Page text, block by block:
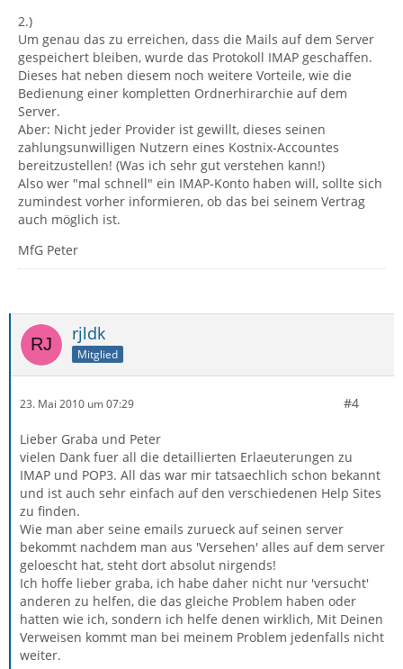
2.)
Um genau das zu erreichen, dass die Mails auf dem Server
gespeichert bleiben, wurde das Protokoll IMAP geschaffen.
Dieses hat neben diesem noch weitere Vorteile, wie die
Bedienung einer kompletten Ordnerhirarchie auf dem
Server.
Aber: Nicht jeder Provider ist gewillt, dieses seinen
zahlungsunwilligen Nutzern eines Kostnix-Accountes
bereitzustellen! (Was ich sehr gut verstehen kann!)
Also wer "mal schnell" ein IMAP-Konto haben will, sollte sich
zumindest vorher informieren, ob das bei seinem Vertrag
auch möglich ist.
MfG Peter
rjldk
Mitglied
23. Mai 2010 um 07:29 #4
Lieber Graba und Peter
vielen Dank fuer all die detaillierten Erlaeuterungen zu
IMAP und POP3. All das war mir tatsaechlich schon bekannt
und ist auch sehr einfach auf den verschiedenen Help Sites
zu finden.
Wie man aber seine emails zurueck auf seinen server
bekommt nachdem man aus 'Versehen' alles auf dem server
geloescht hat, steht dort absolut nirgends!
Ich hoffe lieber graba, ich habe daher nicht nur 'versucht'
anderen zu helfen, die das gleiche Problem haben oder
hatten wie ich, sondern ich helfe denen wirklich, Mit Deinen
Verweisen kommt man bei meinem Problem jedenfalls nicht
weiter.